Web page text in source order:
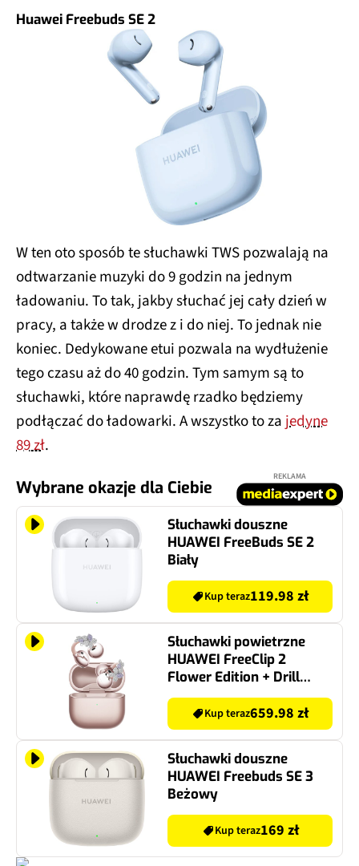
Huawei Freebuds SE 2
W ten oto sposób te słuchawki TWS pozwalają na
odtwarzanie muzyki do 9 godzin na jednym
ładowaniu. To tak, jakby słuchać jej cały dzień w
pracy, a także w drodze z i do niej. To jednak nie
koniec. Dedykowane etui pozwala na wydłużenie
tego czasu aż do 40 godzin. Tym samym są to
słuchawki, które naprawdę rzadko będziemy
podłączać do ładowarki. A wszystko to za jedyne
89 zł.
Wybrane okazje dla Ciebie
REKLAMA
Słuchawki douszne
HUAWEI FreeBuds SE 2
Biały
Kup teraz119.98 zł
Słuchawki powietrzne
HUAWEI FreeClip 2
Flower Edition + Drill
Flower Różowe złoto
Kup teraz659.98 zł
Słuchawki douszne
HUAWEI Freebuds SE 3
Beżowy
Kup teraz169 zł